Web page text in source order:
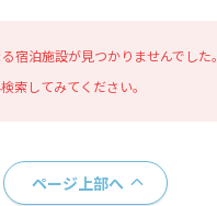
宿泊施設が見つかりませんでした。
索してみてください。
ページ上部へ